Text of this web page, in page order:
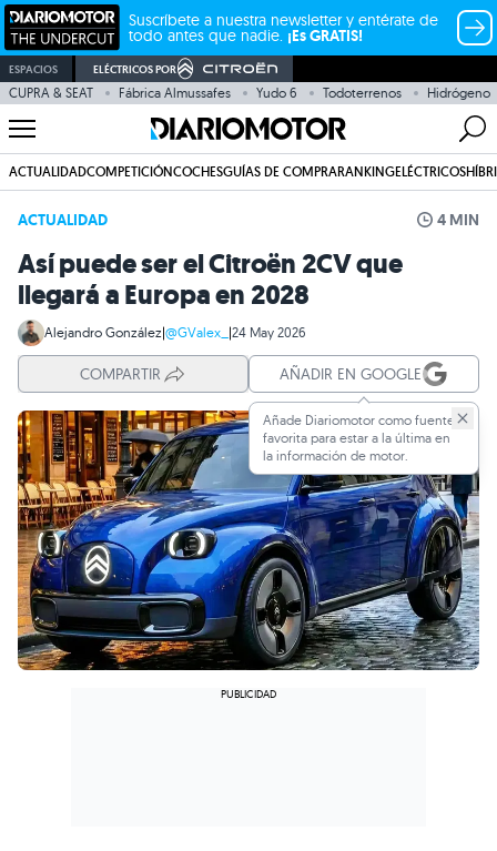
Suscríbete a nuestra newsletter y entérate de
todo antes que nadie. ¡Es GRATIS!
ESPACIOS ELÉCTRICOS POR
CUPRA & SEAT Fábrica Almussafes Yudo 6 Todoterrenos Hidrógeno
ACTUALIDADCOMPETICIÓNCOCHESGUÍAS DE COMPRARANKINGELÉCTRICOS
ACTUALIDAD 4 MIN
Así puede ser el Citroën 2CV que
llegará a Europa en 2028
Alejandro González|@GValex_ |24 May 2026
COMPARTIR AÑADIR EN GOOGLE
Añade Diariomotor como fuente
favorita para estar a la última en
la información de motor.